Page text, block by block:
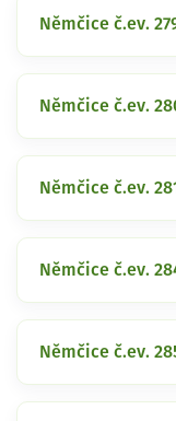
Němčice č.ev.
Němčice č.ev.
Němčice č.ev.
Němčice č.ev.
Němčice č.ev.